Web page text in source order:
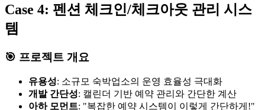
Case 4: 펜션 체크인/체크아웃 관리 시스
템
🎯 프로젝트 개요
유용성: 소규모 숙박업소의 운영 효율성 극대화
개발 간단성: 캘린더 기반 예약 관리와 간단한 계산
아하 모먼트: "복잡한 예약 시스템이 이렇게 간단하게!"